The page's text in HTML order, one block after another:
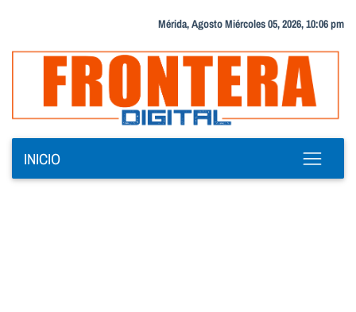
Mérida, Agosto Miércoles 05, 2026, 10:06 pm
INICIO